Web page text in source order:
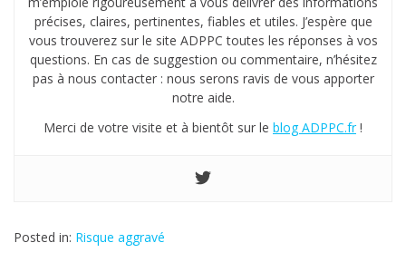
précises, claires, pertinentes, fiables et utiles. J’espère que
vous trouverez sur le site ADPPC toutes les réponses à vos
questions. En cas de suggestion ou commentaire, n’hésitez
pas à nous contacter : nous serons ravis de vous apporter
notre aide.
Merci de votre visite et à bientôt sur le blog ADPPC.fr!
Posted in: Risque aggravé